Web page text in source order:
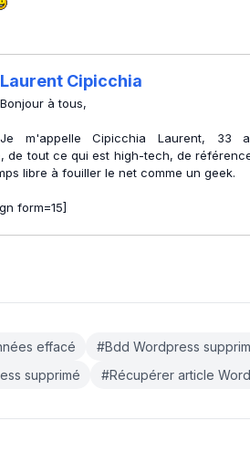
Laurent Cipicchia
Bonjour à tous,
Je m'appelle Cipicchia Laurent, 33
de tout ce qui est high-tech, de
libre à fouiller le net comme un geek.
form=15]
effacé
#Bdd Wordpress
supprimé
#Récupérer article